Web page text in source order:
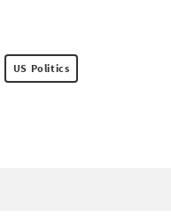
US Politics